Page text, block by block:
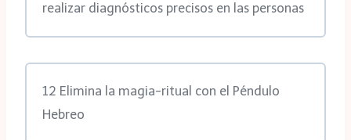
realizar diagnósticos precisos en las personas
12 Elimina la magia-ritual con el Péndulo
Hebreo